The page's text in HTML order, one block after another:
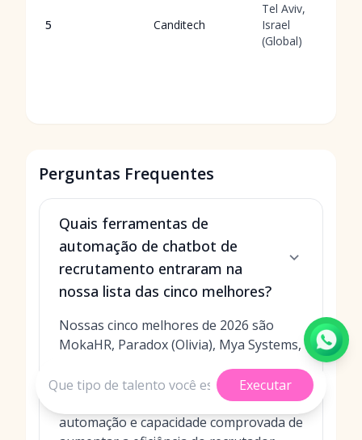
5 Canditech
Tel Aviv,
Israel
(Global)
Perguntas Frequentes
Quais ferramentas de
automação de chatbot de
recrutamento entraram na
nossa lista das cinco melhores?
Nossas cinco melhores de 2026 são
MokaHR, Paradox (Olivia), Mya Systems,
essas plataformas por sua excelência
em IA conversacional, profundidade de
automação e capacidade comprovada de
Executar